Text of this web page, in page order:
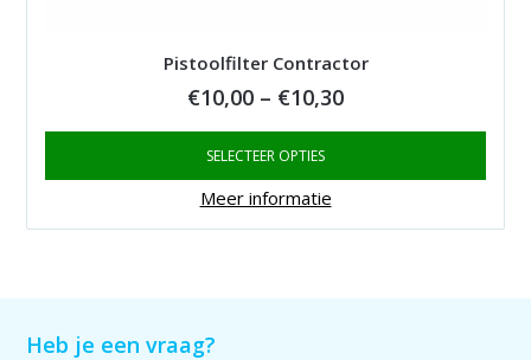
Pistoolfilter Contractor
€10,00 – €10,30Price
range:
€10,30
SELECTEER OPTIES
Meer informatie
Heb je een vraag?